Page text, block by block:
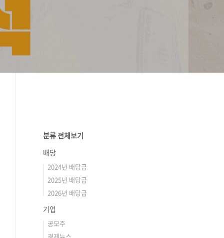
분류 전체보기
배당
2024년 배당금
2025년 배당금
2026년 배당금
기업
공모주